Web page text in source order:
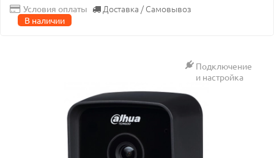
Условия оплаты Доставка / Самовывоз
В наличии
Подключение
и настройка